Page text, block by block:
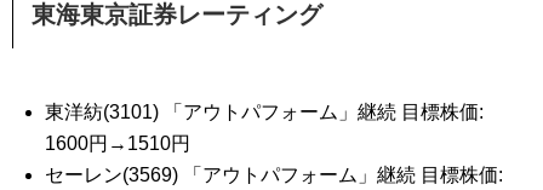
東海東京証券レーティング
東洋紡(3101) 「アウトパフォーム」継続 目標株価:
1600円→1510円
セーレン(3569) 「アウトパフォーム」継続 目標株価: